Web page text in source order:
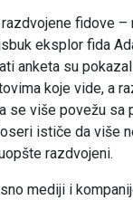
fidove –
eksplor fida
anketa su
koje vide, a
se više povežu sa
ističe da više
razdvojeni.
mediji i